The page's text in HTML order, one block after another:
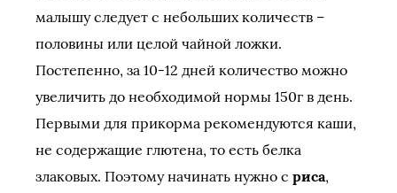
малышу следует с небольших количеств –
половины или целой чайной ложки.
Постепенно, за 10-12 дней количество можно
увеличить до необходимой нормы 150г в день.
Первыми для прикорма рекомендуются каши,
не содержащие глютена, то есть белка
злаковых. Поэтому начинать нужно с риса,